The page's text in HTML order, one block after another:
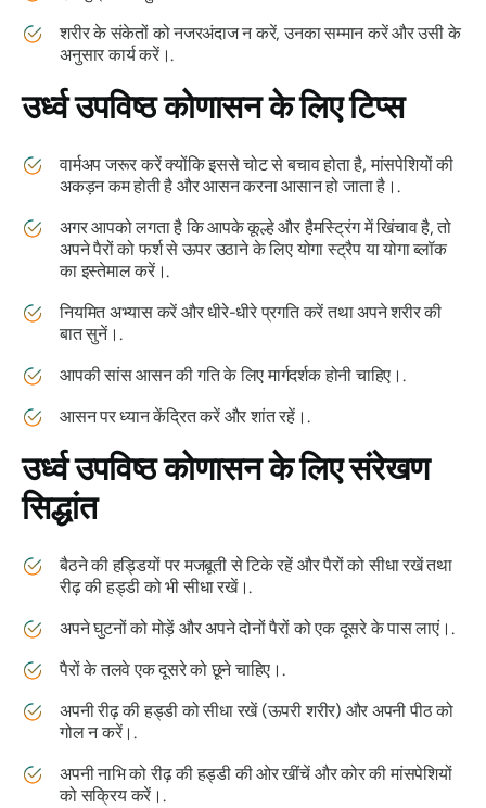
शरीर के संकेतों को नजरअंदाज न करें, उनका सम्मान करें और उसी के
अनुसार कार्य करें।.
उर्ध्व उपविष्ठ कोणासनके लिए टिप्स
वार्मअप जरूर करें क्योंकि इससे चोट से बचाव होता है, मांसपेशियों की
अकड़न कम होती है और आसन करना आसान हो जाता है।.
अगर आपको लगता है कि आपके कूल्हे और हैमस्ट्रिंग में खिंचाव है, तो
अपने पैरों को फर्श से ऊपर उठाने के लिए योगा स्ट्रैप या योगा ब्लॉक
का इस्तेमाल करें।.
नियमित अभ्यास करें और धीरे-धीरे प्रगति करें तथा अपने शरीर की
बात सुनें।.
आपकी सांस आसन की गति के लिए मार्गदर्शक होनी चाहिए।.
आसन पर ध्यान केंद्रित करें और शांत रहें।.
उर्ध्व उपविष्ठ कोणासनके लिए संरेखण
सिद्धांत
बैठने की हड्डियों पर मजबूती से टिके रहें और पैरों को सीधा रखें तथा
रीढ़ की हड्डी को भी सीधा रखें।.
अपने घुटनों को मोड़ें और अपने दोनों पैरों को एक दूसरे के पास लाएं।.
पैरों के तलवे एक दूसरे को छूने चाहिए।.
अपनी रीढ़ की हड्डी को सीधा रखें (ऊपरी शरीर) और अपनी पीठ को
गोल न करें।.
अपनी नाभि को रीढ़ की हड्डी की ओर खींचें और कोर की मांसपेशियों
को सक्रिय करें।.